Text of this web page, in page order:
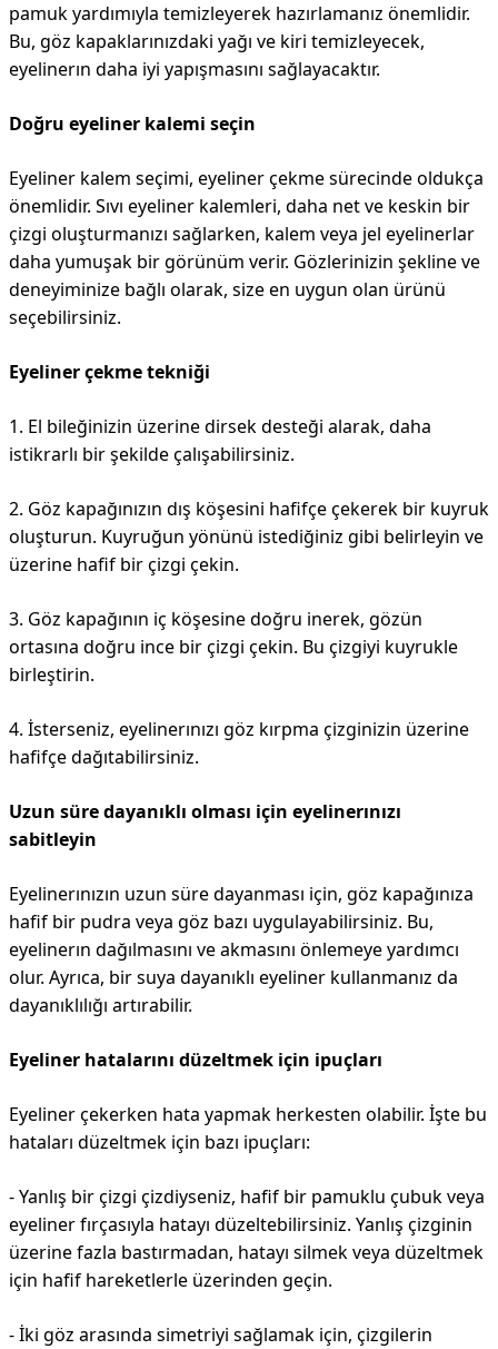
pamuk yardımıyla temizleyerek hazırlamanız önemlidir.
Bu, göz kapaklarınızdaki yağı ve kiri temizleyecek,
eyelinerın daha iyi yapışmasını sağlayacaktır.
Doğru eyeliner kalemi seçin
Eyeliner kalem seçimi, eyeliner çekme sürecinde oldukça
önemlidir. Sıvı eyeliner kalemleri, daha net ve keskin bir
çizgi oluşturmanızı sağlarken, kalem veya jel eyelinerlar
daha yumuşak bir görünüm verir. Gözlerinizin şekline ve
deneyiminize bağlı olarak, size en uygun olan ürünü
seçebilirsiniz.
Eyeliner çekme tekniği
1. El bileğinizin üzerine dirsek desteği alarak, daha
istikrarlı bir şekilde çalışabilirsiniz.
2. Göz kapağınızın dış köşesini hafifçe çekerek bir kuyruk
oluşturun. Kuyruğun yönünü istediğiniz gibi belirleyin ve
üzerine hafif bir çizgi çekin.
3. Göz kapağının iç köşesine doğru inerek, gözün
ortasına doğru ince bir çizgi çekin. Bu çizgiyi kuyrukle
birleştirin.
4. İsterseniz, eyelinerınızı göz kırpma çizginizin üzerine
hafifçe dağıtabilirsiniz.
Uzun süre dayanıklı olması için eyelinerınızı
sabitleyin
Eyelinerınızın uzun süre dayanması için, göz kapağınıza
hafif bir pudra veya göz bazı uygulayabilirsiniz. Bu,
eyelinerın dağılmasını ve akmasını önlemeye yardımcı
olur. Ayrıca, bir suya dayanıklı eyeliner kullanmanız da
dayanıklılığı artırabilir.
Eyeliner hatalarını düzeltmek için ipuçları
Eyeliner çekerken hata yapmak herkesten olabilir. İşte bu
hataları düzeltmek için bazı ipuçları:
- Yanlış bir çizgi çizdiyseniz, hafif bir pamuklu çubuk veya
eyeliner fırçasıyla hatayı düzeltebilirsiniz. Yanlış çizginin
üzerine fazla bastırmadan, hatayı silmek veya düzeltmek
için hafif hareketlerle üzerinden geçin.
- İki göz arasında simetriyi sağlamak için, çizgilerin